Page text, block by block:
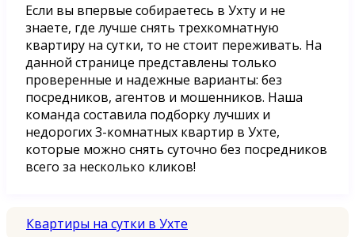
Если вы впервые собираетесь в Ухту и не
знаете, где лучше снять трехкомнатную
квартиру на сутки, то не стоит переживать. На
данной странице представлены только
проверенные и надежные варианты: без
посредников, агентов и мошенников. Наша
команда составила подборку лучших и
недорогих 3-комнатных квартир в Ухте,
которые можно снять суточно без посредников
всего за несколько кликов!
Квартиры на сутки в Ухте